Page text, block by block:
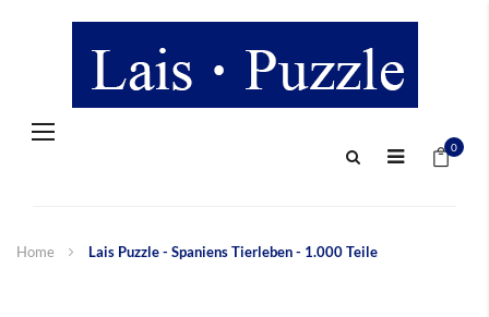
Navigation
0
Home Lais Puzzle - Spaniens Tierleben - 1.000 Teile